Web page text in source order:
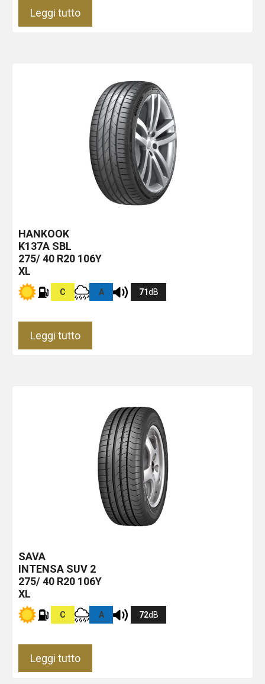
Leggi tutto
HANKOOK
K137A SBL
275/ 40 R20 106Y
XL
C A 71dB
Leggi tutto
SAVA
INTENSA SUV 2
275/ 40 R20 106Y
XL
C A 72dB
Leggi tutto